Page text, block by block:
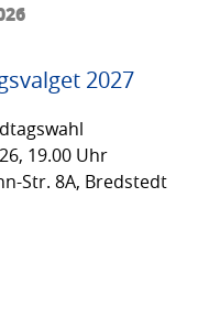
2027
19.00 Uhr
Str. 8A, Bredstedt